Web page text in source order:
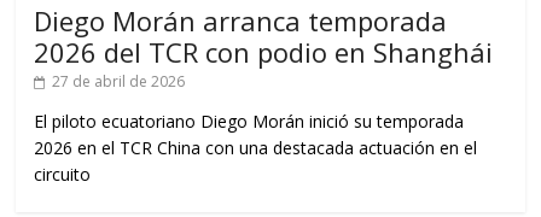
Diego Morán arranca temporada
2026 del TCR con podio en Shanghái
27 de abril de 2026
El piloto ecuatoriano Diego Morán inició su temporada
2026 en el TCR China con una destacada actuación en el
circuito